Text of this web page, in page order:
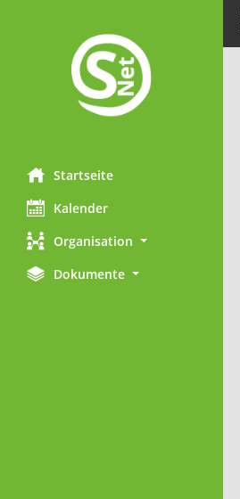
Startseite
Kalender
Organisation
Dokumente